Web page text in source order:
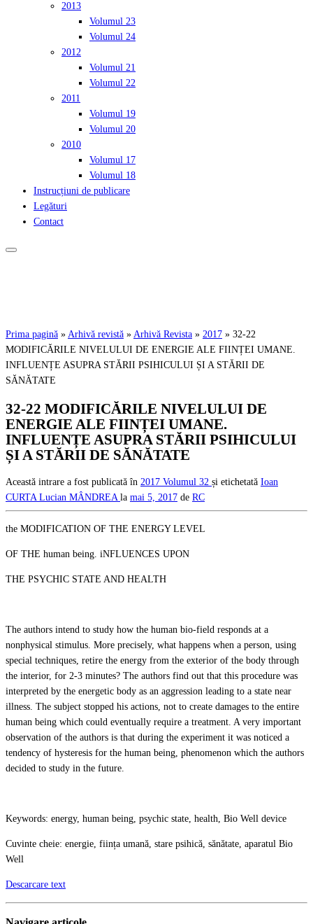
2013
Volumul 23
Volumul 24
2012
Volumul 21
Volumul 22
2011
Volumul 19
Volumul 20
2010
Volumul 17
Volumul 18
Instrucțiuni de publicare
Legături
Contact
Prima pagină » Arhivă revistă » Arhivă Revista » 2017 » 32-22
MODIFICĂRILE NIVELULUI DE ENERGIE ALE FIINȚEI UMANE.
INFLUENȚE ASUPRA STĂRII PSIHICULUI ȘI A STĂRII DE
SĂNĂTATE
32-22 MODIFICĂRILE NIVELULUI DE
ENERGIE ALE FIINȚEI UMANE.
INFLUENȚE ASUPRA STĂRII PSIHICULUI
ȘI A STĂRII DE SĂNĂTATE
Această intrare a fost publicată în 2017 Volumul 32 și etichetată Ioan
CURTA Lucian MÂNDREA la mai 5, 2017 de RC
the MODIFICATION OF THE ENERGY LEVEL
OF THE human being. iNFLUENCES UPON
THE PSYCHIC STATE AND HEALTH
The authors intend to study how the human bio-field responds at a
nonphysical stimulus. More precisely, what happens when a person, using
special techniques, retire the energy from the exterior of the body through
the interior, for 2-3 minutes? The authors find out that this procedure was
interpreted by the energetic body as an aggression leading to a state near
illness. The subject stopped his actions, not to create damages to the entire
human being which could eventually require a treatment. A very important
observation of the authors is that during the experiment it was noticed a
tendency of hysteresis for the human being, phenomenon which the authors
decided to study in the future.
Keywords: energy, human being, psychic state, health, Bio Well device
Cuvinte cheie: energie, ființa umană, stare psihică, sănătate, aparatul Bio
Well
Descarcare text